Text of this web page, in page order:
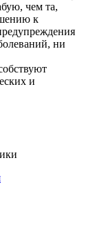
чем та,
к
ни
и